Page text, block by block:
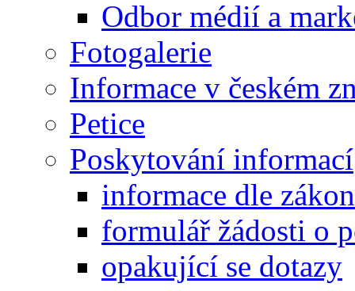
Odbor médií a
Fotogalerie
Informace v českém
Petice
Poskytování informací
informace dle
formulář žádosti o
opakující se dotazy